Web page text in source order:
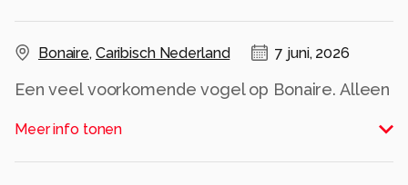
Bonaire, Caribisch Nederland 7 juni, 2026
Een veel voorkomende vogel op Bonaire. Alleen
Meer info tonen